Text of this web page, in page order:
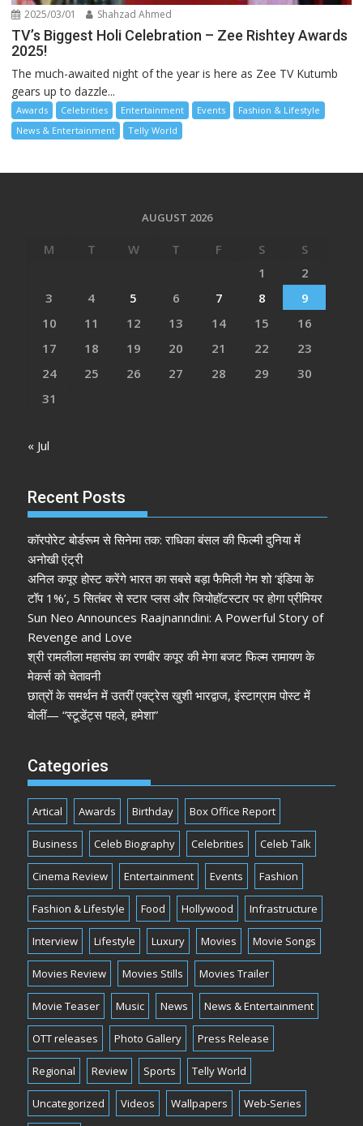
2025/03/01 Shahzad Ahmed
TV’s Biggest Holi Celebration – Zee Rishtey Awards
2025!
The much-awaited night of the year is here as Zee TV Kutumb
gears up to dazzle...
Awards Celebrities Entertainment Events
Fashion & Lifestyle
News & Entertainment
Telly World
AUGUST 2026
M T W T F S
S
1
2
3
4 5 6 7 8
9
10
11 12 13 14 15
16
17
18 19 20 21 22
23
24
25 26 27 28 29
30
31
« Jul
Recent Posts
कॉरपोरेट बोर्डरूम से सिनेमा तक: राधिका बंसल की फिल्मी दुनिया में
अनोखी एंट्री
अनिल कपूर होस्ट करेंगे भारत का सबसे बड़ा फैमिली गेम शो ‘इंडिया के
टॉप 1%’, 5 सितंबर से स्टार प्लस और जियोहॉटस्टार पर होगा प्रीमियर
Sun Neo Announces Raajnanndini: A Powerful Story of
Revenge and Love
श्री रामलीला महासंघ का रणबीर कपूर की मेगा बजट फिल्म रामायण के
मेकर्स को चेतावनी
छात्रों के समर्थन में उतरीं एक्ट्रेस खुशी भारद्वाज, इंस्टाग्राम पोस्ट में
बोलीं— “स्टूडेंट्स पहले, हमेशा”
Categories
Artical Awards Birthday Box Office Report
Business Celeb Biography Celebrities Celeb Talk
Cinema Review Entertainment Events Fashion
Fashion & Lifestyle Food Hollywood Infrastructure
Interview Lifestyle Luxury Movies Movie Songs
Movies Review Movies Stills Movies Trailer
Movie Teaser Music News News & Entertainment
OTT releases Photo Gallery Press Release
Regional Review Sports Telly World
Uncategorized Videos Wallpapers Web-Series